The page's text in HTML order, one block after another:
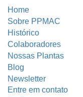
Home
Sobre PPMAC
Histórico
Colaboradores
Nossas Plantas
Blog
Newsletter
Entre em contato